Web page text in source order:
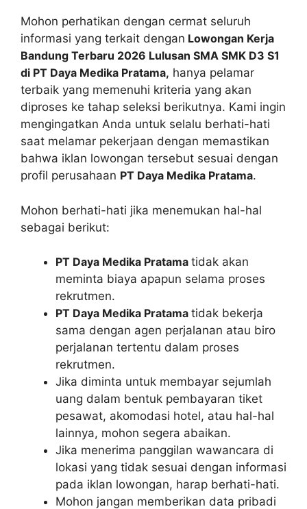
Mohon perhatikan dengan cermat seluruh
informasi yang terkait dengan Lowongan Kerja
Bandung Terbaru 2026 Lulusan SMA SMK D3 S1
di PT Daya Medika Pratama, hanya pelamar
terbaik yang memenuhi kriteria yang akan
diproses ke tahap seleksi berikutnya. Kami ingin
mengingatkan Anda untuk selalu berhati-hati
saat melamar pekerjaan dengan memastikan
bahwa iklan lowongan tersebut sesuai dengan
profil perusahaan PT Daya Medika Pratama.
Mohon berhati-hati jika menemukan hal-hal
sebagai berikut:
PT Daya Medika Pratama tidak akan
meminta biaya apapun selama proses
rekrutmen.
PT Daya Medika Pratama tidak bekerja
sama dengan agen perjalanan atau biro
perjalanan tertentu dalam proses
rekrutmen.
Jika diminta untuk membayar sejumlah
uang dalam bentuk pembayaran tiket
pesawat, akomodasi hotel, atau hal-hal
lainnya, mohon segera abaikan.
Jika menerima panggilan wawancara di
lokasi yang tidak sesuai dengan informasi
pada iklan lowongan, harap berhati-hati.
Mohon jangan memberikan data pribadi